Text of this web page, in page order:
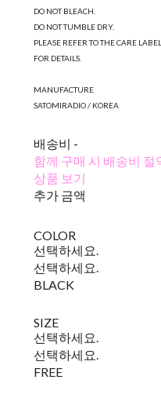
DO NOT BLEACH.
DO NOT TUMBLE DRY.
PLEASE REFER TO THE CARE LABEL
FOR DETAILS.
MANUFACTURE
SATOMIRADIO / KOREA
배송비 -
함께 구매 시 배송비 절
상품 보기
추가 금액
COLOR
선택하세요.
선택하세요.
BLACK
SIZE
선택하세요.
선택하세요.
FREE